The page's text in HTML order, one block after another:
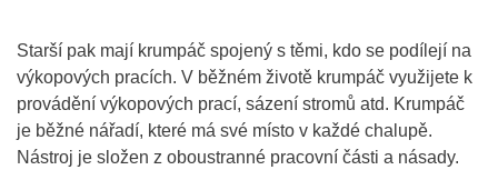
Starší pak mají krumpáč spojený s těmi, kdo se podílejí na
výkopových pracích. V běžném životě krumpáč využijete k
provádění výkopových prací, sázení stromů atd. Krumpáč
je běžné nářadí, které má své místo v každé chalupě.
Nástroj je složen z oboustranné pracovní části a násady.